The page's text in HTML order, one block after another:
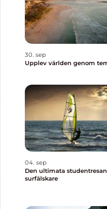
30. sep
Upplev världen genom
04. sep
Den ultimata
surfälskare